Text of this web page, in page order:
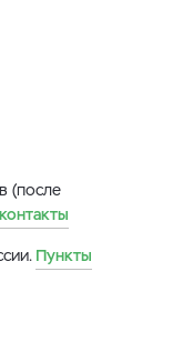
(после
Пункты